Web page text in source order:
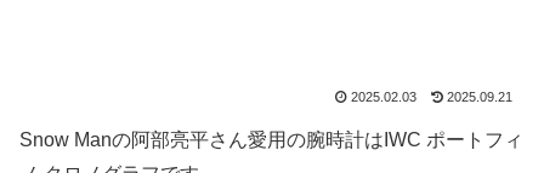
2025.02.03 2025.09.21
Snow Manの阿部亮平さん愛用の腕時計はIWC ポートフィ